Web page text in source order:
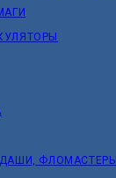
ФЛОМАСТЕРЫ